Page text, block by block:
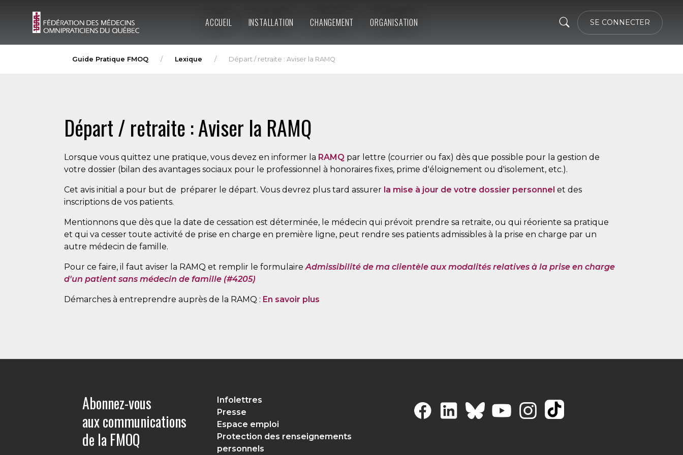
SE CONNECTER
ACCUEIL INSTALLATION CHANGEMENT ORGANISATION
Guide Pratique FMOQ Lexique Départ / retraite : Aviser la RAMQ
Départ / retraite : Aviser la RAMQ
Lorsque vous quittez une pratique, vous devez en informer la RAMQ par lettre (courrier ou fax) dès que possible pour la gestion de
votre dossier (bilan des avantages sociaux pour le professionnel à honoraires fixes, prime d'éloignement ou d'isolement, etc.).
Cet avis initial a pour but de préparer le départ. Vous devrez plus tard assurer la mise à jour de votre dossier personnel et des
inscriptions de vos patients.
Mentionnons que dès que la date de cessation est déterminée, le médecin qui prévoit prendre sa retraite, ou qui réoriente sa pratique
et qui va cesser toute activité de prise en charge en première ligne, peut rendre ses patients admissibles à la prise en charge par un
autre médecin de famille.
Pour ce faire, il faut aviser la RAMQ et remplir le formulaire Admissibilité de ma clientèle aux modalités relatives à la prise en charge
d'un patient sans médecin de famille (#4205)
Démarches à entreprendre auprès de la RAMQ : En savoir plus
Abonnez-vous
aux communications
de la FMOQ
Infolettres
Presse
Espace emploi
Protection des renseignements
personnels